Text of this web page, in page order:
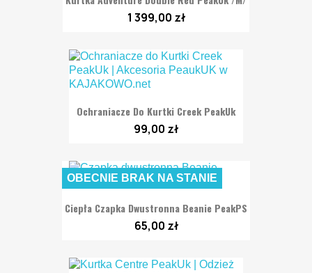
1 399,00 zł
Ochraniacze Do Kurtki Creek PeakUk
99,00 zł
Ciepła Czapka Dwustronna Beanie PeakPS
65,00 zł
OBECNIE BRAK NA STANIE